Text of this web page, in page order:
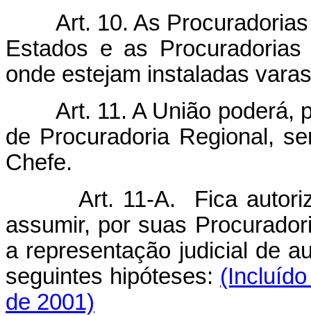
Art. 10. As Procuradorias
Estados e as
onde estejam instaladas
Art. 11. A União poderá,
de Procuradoria Regional,
Chefe.
Art. 11-A. Fica
assumir, por suas
a representação judicial de
seguintes hipóteses:
de 2001)